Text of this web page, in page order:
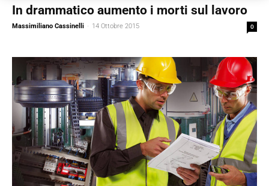
In drammatico aumento i morti sul lavoro
Massimiliano Cassinelli - 14 Ottobre 2015 0